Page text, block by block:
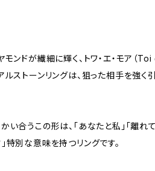
モンドが繊細に輝く、トワ・エ・モア（
ルストーンリングは、狙った相手を強く
い合うこの形は、「あなたと私」「離れ
特別な意味を持つリングです。